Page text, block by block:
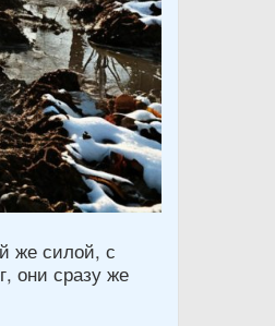
же силой, с
они сразу же